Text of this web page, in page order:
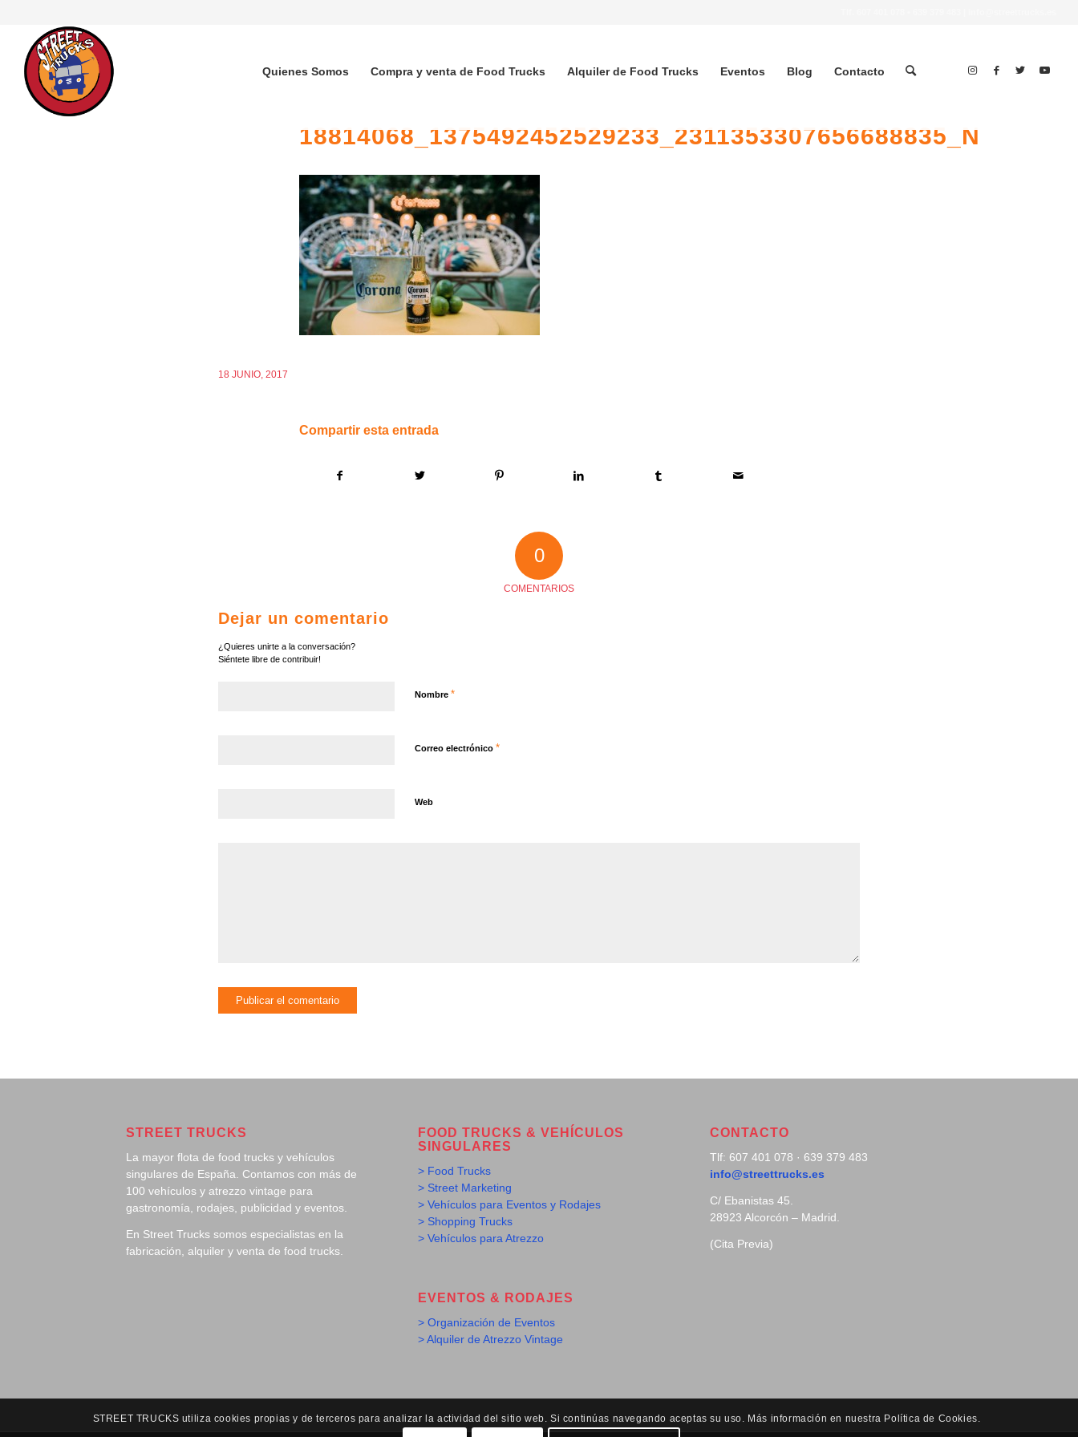
Quienes Somos Compra y venta de Food Trucks Alquiler de Food Trucks Eventos Blog Contacto
18814068_1375492452529233_2311353307656688835_N
18 JUNIO, 2017
Compartir esta entrada
0
COMENTARIOS
Dejar un comentario
¿Quieres unirte a la conversación?
Siéntete libre de contribuir!
Nombre *
Correo electrónico *
Web
STREET TRUCKS
La mayor flota de food trucks y vehículos
singulares de España. Contamos con más de
100 vehículos y atrezzo vintage para
gastronomía, rodajes, publicidad y eventos.
En Street Trucks somos especialistas en la
fabricación, alquiler y venta de food trucks.
FOOD TRUCKS & VEHÍCULOS
SINGULARES
> Food Trucks
> Street Marketing
> Vehículos para Eventos y Rodajes
> Shopping Trucks
> Vehículos para Atrezzo
EVENTOS & RODAJES
> Organización de Eventos
> Alquiler de Atrezzo Vintage
CONTACTO
Tlf: 607 401 078 · 639 379 483
info@streettrucks.es
C/ Ebanistas 45.
28923 Alcorcón – Madrid.
(Cita Previa)
STREET TRUCKS utiliza cookies propias y de terceros para analizar la actividad del sitio web. Si continúas navegando aceptas su uso. Más información en nuestra Política de Cookies.